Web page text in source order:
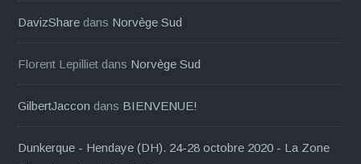
DavizShare dans Norvège Sud
Florent Lepilliet dans Norvège Sud
GilbertJaccon dans BIENVENUE!
Dunkerque - Hendaye (DH). 24-28 octobre 2020 - La Zone